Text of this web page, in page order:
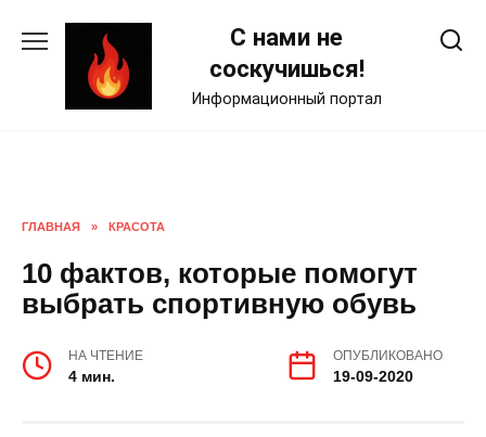
С нами не
соскучишься!
Информационный портал
ГЛАВНАЯ » КРАСОТА
10 фактов, которые помогут
выбрать спортивную обувь
НА ЧТЕНИЕ
4 мин.
ОПУБЛИКОВАНО
19-09-2020